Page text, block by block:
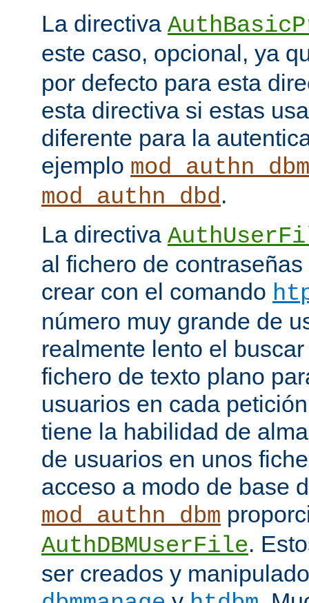
La directiva
este caso, opcional, ya
por defecto para esta
esta directiva si estas
diferente para la
ejemplo mod_authn_dbm
mod_authn_dbd.
La directiva
al fichero de
crear con el comando
número muy grande de
realmente lento el
fichero de texto plano
usuarios en cada
tiene la habilidad de
de usuarios en unos
acceso a modo de base
mod_authn_dbm
AuthDBMUserFile.
ser creados y